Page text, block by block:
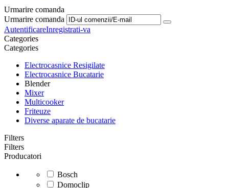
Urmarire comanda
Urmarire comanda
AutentificareInregistrati-va
Сategories
Сategories
Electrocasnice Resigilate
Electrocasnice Bucatarie
Blender
Mixer
Multicooker
Friteuze
Diverse aparate de bucatarie
Filters
Filters
Producatori
Bosch
Domoclip